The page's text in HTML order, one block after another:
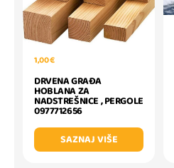
1,00 €
DRVENA GRAĐA
HOBLANA ZA
NADSTREŠNICE , PERGOLE
0977712656
SAZNAJ VIŠE